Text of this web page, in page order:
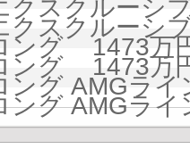
クスクルーシ
クスクルーシ
ング 1473万
ング 1473万
ング AMGラ
ング AMGラ